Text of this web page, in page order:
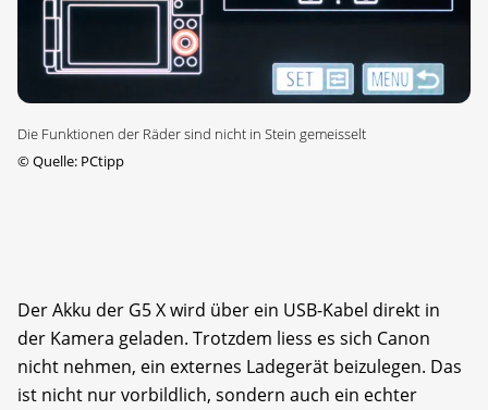
Die Funktionen der Räder sind nicht in Stein gemeisselt
©Quelle: PCtipp
Der Akku der G5 X wird über ein USB-Kabel direkt in
der Kamera geladen. Trotzdem liess es sich Canon
nicht nehmen, ein externes Ladegerät beizulegen. Das
ist nicht nur vorbildlich, sondern auch ein echter